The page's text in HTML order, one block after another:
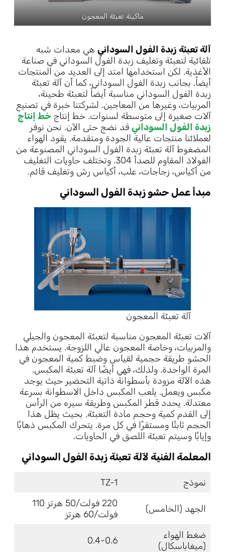
ماكينة تعبئة المعجون
آلة تعبئة زبدة الفول السوداني هي معدات شبه
تلقائية لتعبئة وتغليف زبدة الفول السوداني في صناعة
الأغذية. لكن استخدامها امتد إلى العديد من المنتجات
أيضاً. بجانب زبدة الفول السوداني، كما أن آلة تعبئة
زبدة الفول السوداني مناسبة أيضاً لتعبئة طحينة،
المربيات، وغيرها من المعاجين. لشركتنا خبرة في تصنيع
آلات صغيرة إلى متوسطة لسنوات. خط إنتاج خط إنتاج
زبدة الفول السوداني قد نضج حتى الآن. نحن نوفر
لعملائنا منتجات عالية الجودة ومتقدمة. يقود الهواء
المضغوط آلة تعبئة زبدة الفول السوداني المصنوعة من
الفولاذ المقاوم للصدأ 304. وتختلف حاويات التغليف
من أكياس، زجاجات، علب، أكياس رش وتغليف قائم.
مبدأ عمل حشو زبدة الفول السوداني
آلة تعبئة المعجون
آلات تعبئة المعجون مناسبة لتعبئة المعجون والجيلي
والمربيات، وخاصة المعجون عالي اللزوجة. يستخدم هذا
الحشو طريقة حجمية لقياس وضبط كمية المعجون في
المرة الواحدة. ولذلك، فهي أيضًا آلة تعبئة المكبس.
هذه الآلة مزودة بأسطوانة ذاتية التحضير حيث يوجد
مكبس ويعمل. يلعب المكبس داخل الاسطوانة بسرعة
معتدلة. يحدد قطر المكبس وطريقة سيره من الرأس
إلى القدم كمية وحجم مادة التعبئة. بحيث يظل هذا
الحجم ثابتًا ومستقرًا في كل مرة. يتحرك المكبس ذهابًا
وإيابًا وسيتم تعبئة اللصق في الحاويات.
المعلمة الفنية لآلة تعبئة زبدة الفول السوداني
نموذج TZ-1
الجهد (الخامس)
220 فولت/50 هرتز 110
فولت/60 هرتز
ضغط الهواء
(ميغاباسكال)
0.4-0.6